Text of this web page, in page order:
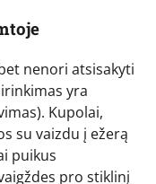
nenori atsisakyti
yra
Kupolai,
su vaizdu į ežerą
puikus
pro stiklinį